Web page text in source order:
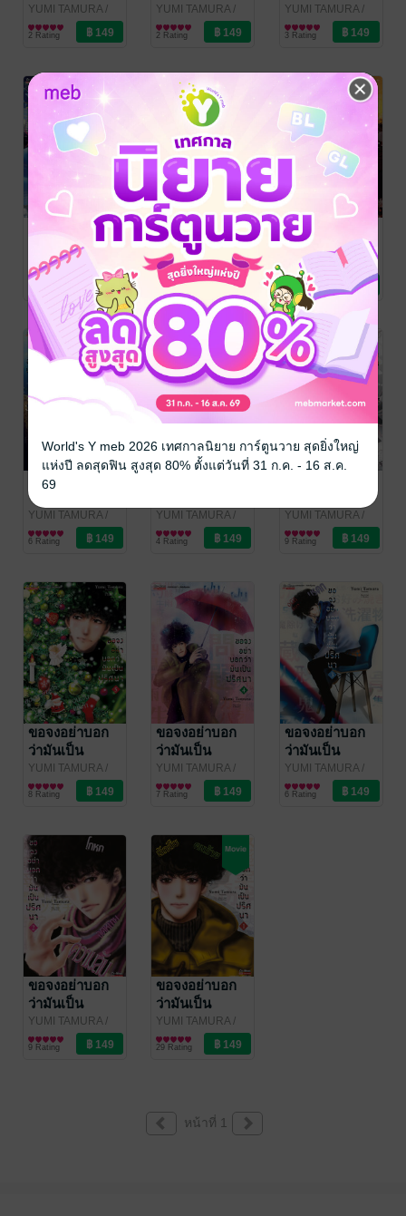
ปริศนา เล่ม 14
YUMI TAMURA/
Siam Inter Comics
การ์ตูนทั่วไป
2 Rating
ปริศนา เล่ม 13
YUMI TAMURA/
Siam Inter Comics
การ์ตูนทั่วไป
2 Rating
ปริศนา เล่ม 12
YUMI TAMURA/
Siam Inter Comics
การ์ตูนทั่วไป
3 Rating
ขอจงอย่าบอก
ว่ามันเป็น
ปริศนา เล่ม 11
YUMI TAMURA
Siam Inter Comics
การ์ตูนทั่วไป
3 Rating
ขอจงอย่าบอก
ว่ามันเป็น
ปริศนา เล่ม 10
YUMI TAMURA/
Siam Inter Comics
การ์ตูนทั่วไป
4 Rating
ขอจงอย่าบอก
ว่ามันเป็น
ปริศนา เล่ม 09
YUMI TAMURA
Siam Inter Comics
การ์ตูนทั่วไป
4 Rating
ขอจงอย่าบอก
ว่ามันเป็น
ปริศนา เล่ม 08
YUMI TAMURA/
Siam Inter Comics
การ์ตูนทั่วไป
6 Rating
ปริศนา เล่ม 07
YUMI TAMURA/
Siam Inter Comics
การ์ตูนทั่วไป
4 Rating
ปริศนา เล่ม 06
YUMI TAMURA/
Siam Inter Comics
การ์ตูนทั่วไป
9 Rating
ขอจงอย่าบอก
ว่ามันเป็น
ปริศนา เล่ม 05
YUMI TAMURA/
Siam Inter Comics
การ์ตูนทั่วไป
8 Rating
ขอจงอย่าบอก
ว่ามันเป็น
ปริศนา เล่ม 04
YUMI TAMURA/
Siam Inter Comics
การ์ตูนทั่วไป
7 Rating
ขอจงอย่าบอก
ว่ามันเป็น
ปริศนา เล่ม 03
YUMI TAMURA/
Siam Inter Comics
การ์ตูนทั่วไป
6 Rating
ขอจงอย่าบอก
ว่ามันเป็น
ปริศนา เล่ม 02
YUMI TAMURA/
Siam Inter Comics
การ์ตูนทั่วไป
9 Rating
ขอจงอย่าบอก
ว่ามันเป็น
ปริศนา เล่ม 01
YUMI TAMURA/
Siam Inter Comics
การ์ตูนทั่วไป
29 Rating
หน้าที่ 1
World's Y meb 2026 เทศกาลนิยาย การ์ตูนวาย สุดยิ่งใหญ่
แห่งปี ลดสุดฟิน สูงสุด 80% ตั้งแต่วันที่ 31 ก.ค. - 16 ส.ค.
69